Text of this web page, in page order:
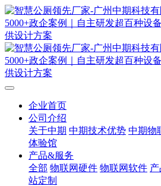
企业首页
公司介绍
关于中期 中期技术优势 中期物
体验馆
产品&服务
全部 物联网硬件 物联网软件
站定制